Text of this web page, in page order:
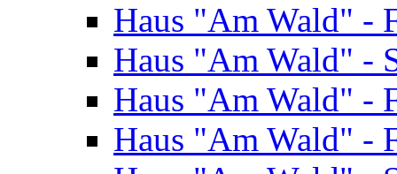
Haus "Am Wald" -
Haus "Am Wald" -
Haus "Am Wald" -
Haus "Am Wald" -